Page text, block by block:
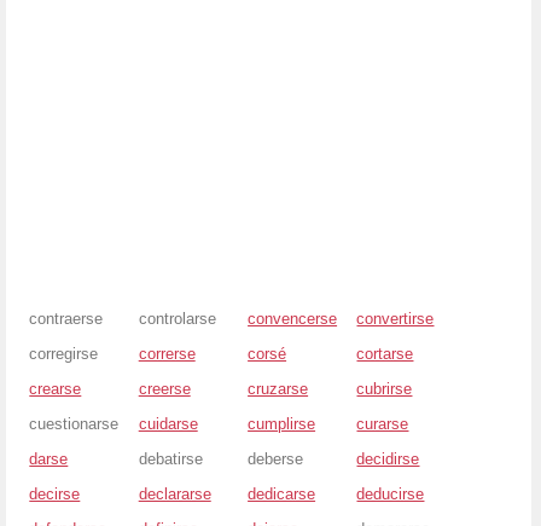
contraerse controlarse convencerse
convertirse
corregirse
correrse corsé
cortarse
crearse
creerse cruzarse
cubrirse
cuestionarse
cuidarse cumplirse
curarse
darse
debatirse deberse
decidirse
decirse
declararse dedicarse
deducirse